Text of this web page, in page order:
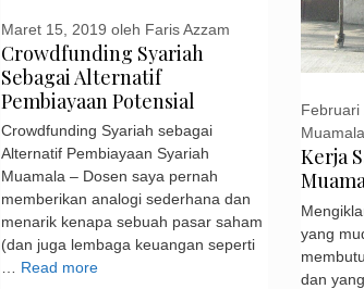
Crowdfunding Syariah
Sebagai Alternatif
Pembiayaan Potensial
Maret 15, 2019 oleh Faris Azzam
Crowdfunding Syariah sebagai
Alternatif Pembiayaan Syariah
Muamala – Dosen saya pernah
memberikan analogi sederhana dan
menarik kenapa sebuah pasar saham
(dan juga lembaga keuangan seperti
… Read more
Kerja
Februari
Muamala
yang
dan